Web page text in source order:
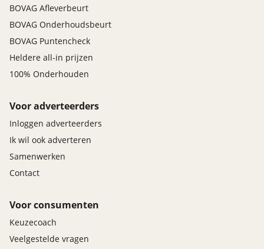
BOVAG Afleverbeurt
BOVAG Onderhoudsbeurt
BOVAG Puntencheck
Heldere all-in prijzen
100% Onderhouden
Voor adverteerders
Inloggen adverteerders
Ik wil ook adverteren
Samenwerken
Contact
Voor consumenten
Keuzecoach
Veelgestelde vragen